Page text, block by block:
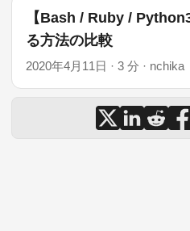
【Bash / Ruby /
る方法の比較
2020年4月11日 · 3 分 · nchika